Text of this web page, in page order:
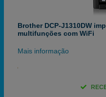
Brother DCP-J1310DW
multifunções com WiFi
Mais informação